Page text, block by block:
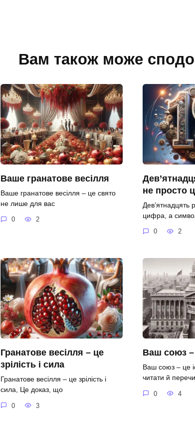
Вам також може
Ваше гранатове весілля
Ваше гранатове весілля – це свято
не лише для вас
0 2
не просто
Дев’ятнадцять
цифра, а
0 2
Гранатове весілля – це
зрілість і сила
Гранатове весілля – це зрілість і
сила, Це доказ, що
0 3
Ваш союз –
Ваш союз – це
читати й
0 4